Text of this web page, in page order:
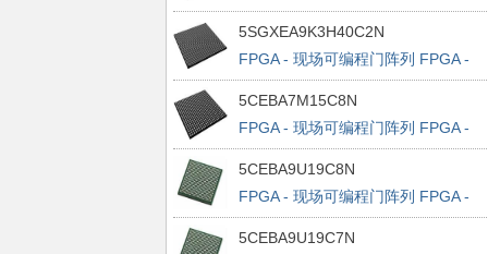
Stratix V GX 2640 LABS 840 IOs
5SGXEA9K3H40C2N
FPGA - 现场可编程门阵列 FPGA -
Stratix V GX 2640 LABS 696 IOs
5CEBA7M15C8N
FPGA - 现场可编程门阵列 FPGA -
Cyclone V E 116320 LABs 480 IOs
5CEBA9U19C8N
FPGA - 现场可编程门阵列 FPGA -
Cyclone V E 225920 LABs 480 IOs
5CEBA9U19C7N